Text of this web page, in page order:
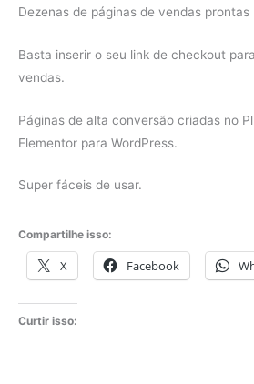
Dezenas de páginas de vendas prontas
Basta inserir o seu link de checkout
vendas.
Páginas de alta conversão criadas no
Elementor para WordPress.
Super fáceis de usar.
Compartilhe isso:
X Facebook
Curtir isso: